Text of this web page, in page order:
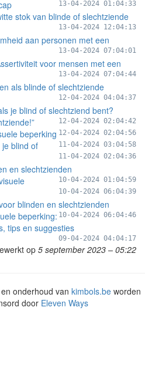
13-04-2024 01:04:33
stok van blinde of slechtziende
13-04-2024 12:04:13
aan personen met een
13-04-2024 07:04:01
voor mensen met een
13-04-2024 07:04:44
als blinde of slechtziende
12-04-2024 04:04:37
je blind of slechtziend bent?
12-04-2024 02:04:42
12-04-2024 02:04:56
beperking
11-04-2024 03:04:58
blind of
11-04-2024 02:04:36
en slechtzienden
10-04-2024 01:04:59
10-04-2024 06:04:39
blinden en slechtzienden
10-04-2024 06:04:46
beperking:
tips en suggesties
09-04-2024 04:04:17
op5 september 2023 – 05:22
onderhoud van kimbols.beworden
door Eleven Ways